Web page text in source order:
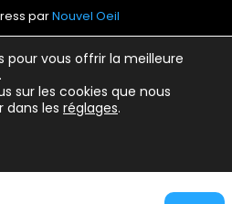
pour vous offrir la meilleure
sur les cookies que nous
dans les réglages.
bannière des cookies GDPR
parNouvel Oeil
légales
d’utilisation
de confidentialité